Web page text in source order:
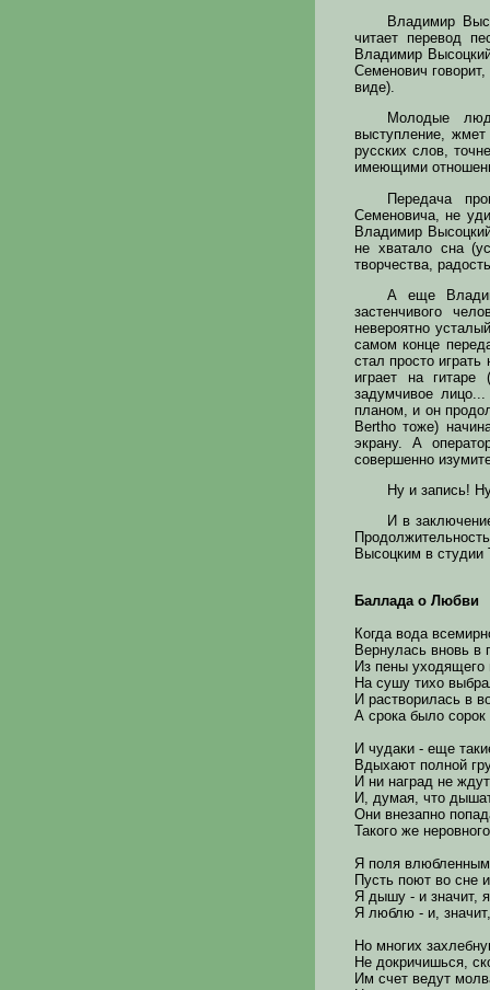
Владимир
читает перевод
Владимир
Семенович
виде).
Молодые
выступление,
русских слов,
имеющими
Передача
Семеновича, не
Владимир
не хватало сна
творчества,
А еще
застенчивого
невероятно
самом конце
стал просто
играет на гитаре
задумчивое
планом, и он
Bertho тоже)
экрану. А
совершенно
Ну и запись!
И в
Высоцким в студии
Баллада о Любви
Когда вода
Вернулась вновь в
Из пены уходящего
На сушу тихо
И растворилась в
А срока было сорок
И чудаки - еще
Вдыхают полной
И ни наград не
И, думая, что
Они внезапно
Такого же
Я поля
Пусть поют во сне
Я дышу - и значит,
Я люблю - и,
Но многих
Не докричишься,
Им счет ведут